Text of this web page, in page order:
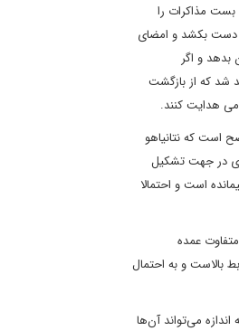
بست مذاکرات را
دست بکشد و امضای
بدهد و اگر
شد که از بازگشت
هدایت کنند.
است که نتانیاهو
در جهت تشکیل
است و احتمالا
عمده
بالاست و به احتمال
می‌تواند آن‌ها